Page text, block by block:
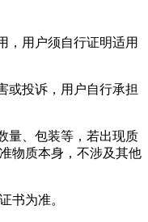
，用户须自行证明适用
或投诉，用户自行承担
量、包装等，若出现质
物质本身，不涉及其他
书为准。